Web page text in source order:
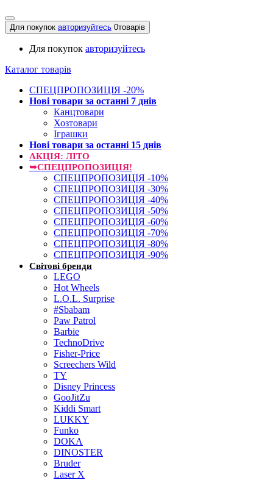
Для покупок авторизуйтесь 0товарів
Для покупок авторизуйтесь
Каталог товарів
СПЕЦПРОПОЗИЦІЯ -20%
Нові товари за останнi 7 днiв
Канцтовари
Хозтовари
Іграшки
Нові товари за останнi 15 днiв
АКЦІЯ: ЛІТО
➥СПЕЦПРОПОЗИЦІЯ!
СПЕЦПРОПОЗИЦІЯ -10%
СПЕЦПРОПОЗИЦІЯ -30%
СПЕЦПРОПОЗИЦІЯ -40%
СПЕЦПРОПОЗИЦІЯ -50%
СПЕЦПРОПОЗИЦІЯ -60%
СПЕЦПРОПОЗИЦІЯ -70%
СПЕЦПРОПОЗИЦІЯ -80%
СПЕЦПРОПОЗИЦІЯ -90%
Світові бренди
LEGO
Hot Wheels
L.O.L. Surprise
#Sbabam
Paw Patrol
Barbie
TechnoDrive
Fisher-Price
Screechers Wild
TY
Disney Princess
GooJitZu
Kiddi Smart
LUKKY
Funko
DOKA
DINOSTER
Bruder
Laser X